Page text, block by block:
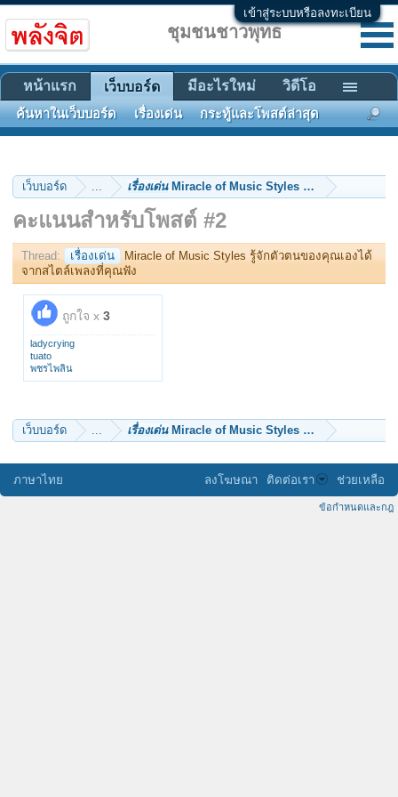
เข้าสู่ระบบหรือลงทะเบียน
เว็บบอร์ด ... เรื่องเด่นMiracle of Music Styles รู้จักตัวตนของคุณเ
คะแนนสำหรับโพสต์ #2
Thread: เรื่องเด่น
Miracle of Music Styles รู้จักตัวตนของคุณเองได้
จากสไตล์เพลงที่คุณฟัง
ถูกใจ x 3
ladycrying
tuato
พชรไพลิน
เว็บบอร์ด ... เรื่องเด่นMiracle of Music Styles รู้จักตัวตนของคุณเ
ชุมชนชาวพุทธ
หน้าแรก เว็บบอร์ด
ค้นหาในเว็บบอร์ด เรื่องเด่น กระทู้และโพสต์ล่าสุด
มีอะไรใหม่ วิดีโอ
ภาษาไทย ลงโฆษณา ติดต่อเรา ช่วยเหลือ
ข้อกำหนดและกฎ